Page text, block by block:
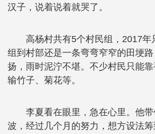
汉子，说着说着就哭了。
高杨村共有5个村民组，2017年
组到村部还是一条弯弯窄窄的田埂
扬，雨时泥泞不堪。不少村民只能
输竹子、菊花等。
李夏看在眼里，急在心里。他
波，经过几个月的努力，想方设法